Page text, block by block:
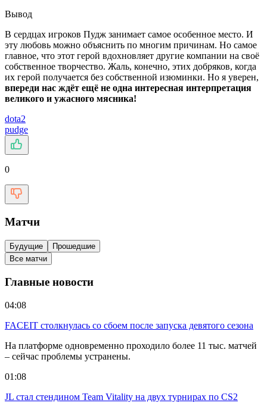
Вывод
В сердцах игроков Пудж занимает самое особенное место. И
эту любовь можно объяснить по многим причинам. Но самое
главное, что этот герой вдохновляет другие компании на своё
собственное творчество. Жаль, конечно, этих добряков, когда
их герой получается без собственной изюминки. Но я уверен,
впереди нас ждёт ещё не одна интересная интерпретация
великого и ужасного мясника!
dota2
pudge
0
Матчи
Будущие
Прошедшие
Все матчи
Главные новости
04:08
FACEIT столкнулась со сбоем после запуска девятого сезона
На платформе одновременно проходило более 11 тыс. матчей
– сейчас проблемы устранены.
01:08
JL стал стендином Team Vitality на двух турнирах по CS2